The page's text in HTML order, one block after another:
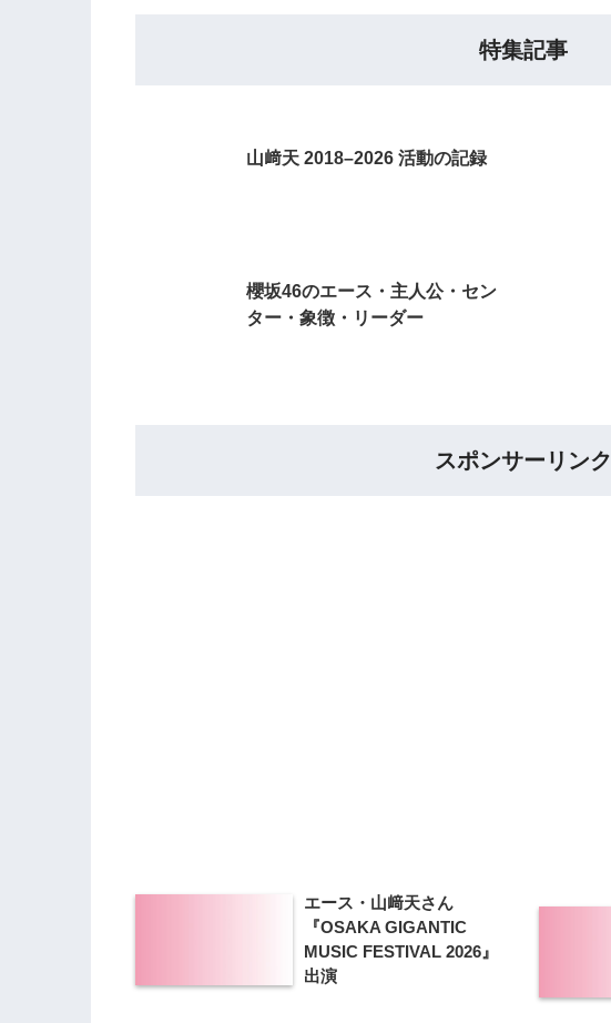
特集記事
山﨑天 2018–2026 活動の記録
櫻坂46のエース・主人公・セン
ター・象徴・リーダー
スポンサーリンク
エース・山﨑天さん
『OSAKA GIGANTIC
MUSIC FESTIVAL 2026』
出演